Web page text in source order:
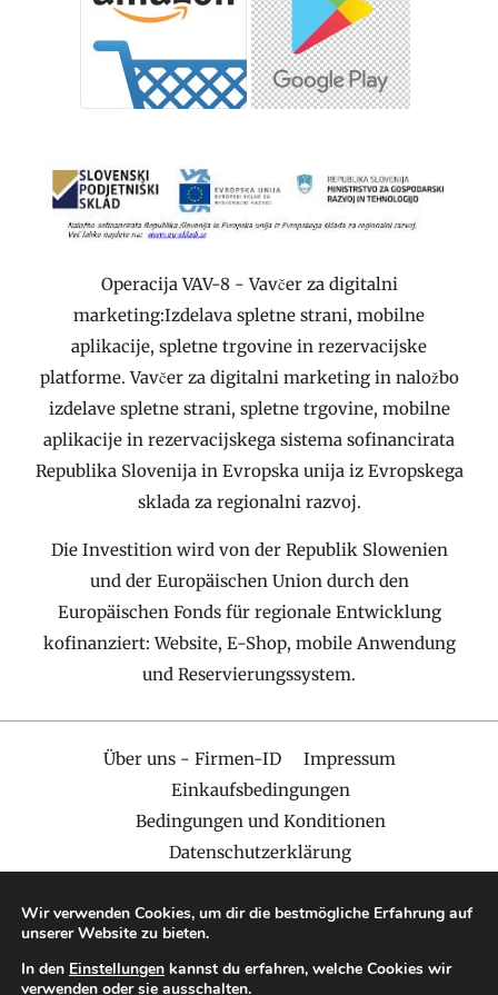
Operacija VAV-8 - Vavčer za digitalni
marketing:Izdelava spletne strani, mobilne
aplikacije, spletne trgovine in rezervacijske
platforme. Vavčer za digitalni marketing in naložbo
izdelave spletne strani, spletne trgovine, mobilne
aplikacije in rezervacijskega sistema sofinancirata
Republika Slovenija in Evropska unija iz Evropskega
sklada za regionalni razvoj.
Die Investition wird von der Republik Slowenien
und der Europäischen Union durch den
Europäischen Fonds für regionale Entwicklung
kofinanziert: Website, E-Shop, mobile Anwendung
und Reservierungssystem.
Über uns - Firmen-ID
Impressum
Einkaufsbedingungen
Bedingungen und Konditionen
Datenschutzerklärung
Wir verwenden Cookies, um dir die bestmögliche Erfahrung auf
unserer Website zu bieten.
In den Einstellungen kannst du erfahren, welche Cookies wir
verwenden oder sie ausschalten.